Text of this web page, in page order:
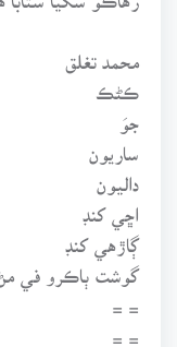
محمد تغلق
ڪڻڪ
ساريون
داليون
اڇي کنڊ
ڳاڙهي کنڊ
گوشت ٻاڪرو في مڻ